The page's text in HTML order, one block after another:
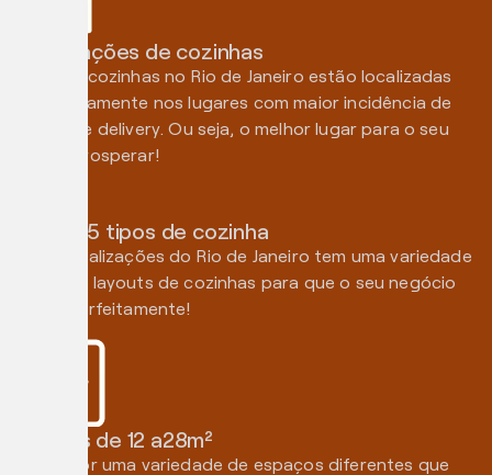
6 localizações de cozinhas
As nossas cozinhas no Rio de Janeiro estão localizadas
estrategicamente nos lugares com maior incidência de
pedidos de delivery. Ou seja, o melhor lugar para o seu
negócio prosperar!
Total de 5 tipos de cozinha
Nossas localizações do Rio de Janeiro tem uma variedade
enorme de layouts de cozinhas para que o seu negócio
encaixe perfeitamente!
Cozinhas de 12 a28m²
Escolha por uma variedade de espaços diferentes que